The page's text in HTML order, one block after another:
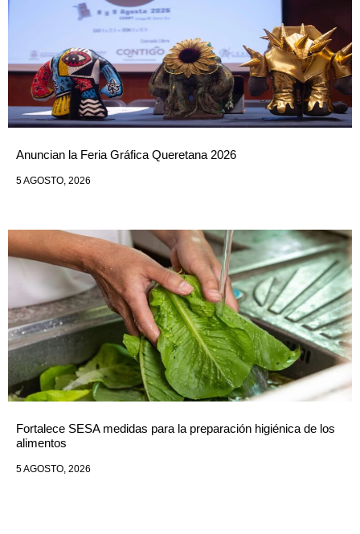
Anuncian la Feria Gráfica Queretana 2026
5 AGOSTO, 2026
Fortalece SESA medidas para la preparación higiénica de los
alimentos
5 AGOSTO, 2026